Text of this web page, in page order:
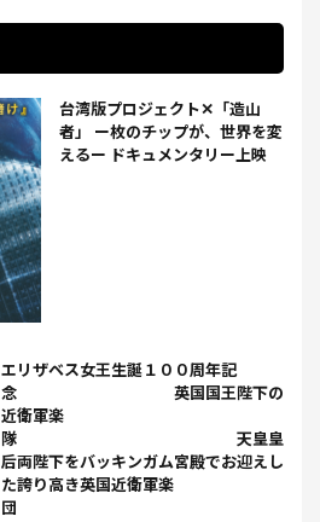
台湾版プロジェクト✕「造山
者」 ー枚のチップが、世界を変
えるー ドキュメンタリー上映
エリザベス女王生誕１００周年記
念 英国国王陛下の
近衛軍楽
隊 天皇皇
后両陛下をバッキンガム宮殿でお迎えし
た誇り高き英国近衛軍楽
団